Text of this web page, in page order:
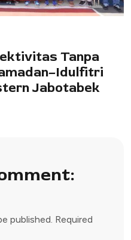
Tanpa
Jabotabek
published. Required